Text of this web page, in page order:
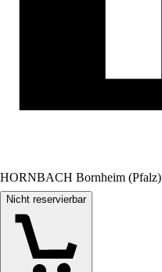
HORNBACH Bornheim (Pfalz)
Nicht reservierbar